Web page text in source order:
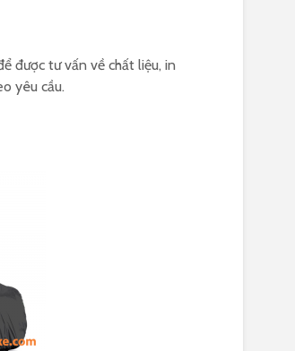
được tư vấn về chất liệu, in
yêu cầu.